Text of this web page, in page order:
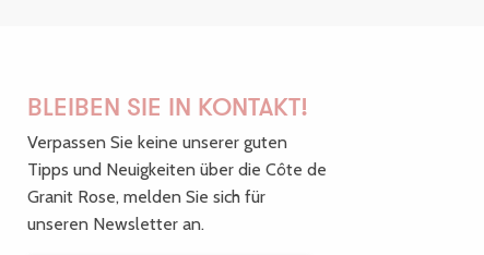
BLEIBEN SIE IN KONTAKT!
Verpassen Sie keine unserer guten
Tipps und Neuigkeiten über die Côte de
Granit Rose, melden Sie sich für
unseren Newsletter an.